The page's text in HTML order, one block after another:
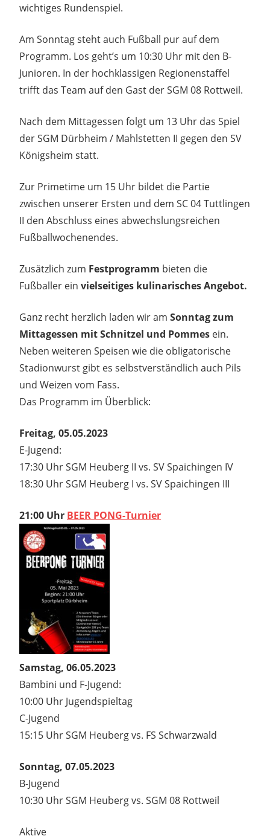
wichtiges Rundenspiel.
Am Sonntag steht auch Fußball pur auf dem
Programm. Los geht’s um 10:30 Uhr mit den B-
Junioren. In der hochklassigen Regionenstaffel
trifft das Team auf den Gast der SGM 08 Rottweil.
Nach dem Mittagessen folgt um 13 Uhr das Spiel
der SGM Dürbheim / Mahlstetten II gegen den SV
Königsheim statt.
Zur Primetime um 15 Uhr bildet die Partie
zwischen unserer Ersten und dem SC 04 Tuttlingen
II den Abschluss eines abwechslungsreichen
Fußballwochenendes.
Zusätzlich zum Festprogramm bieten die
Fußballer ein vielseitiges kulinarisches Angebot.
Ganz recht herzlich laden wir am Sonntag zum
Mittagessen mit Schnitzel und Pommes ein.
Neben weiteren Speisen wie die obligatorische
Stadionwurst gibt es selbstverständlich auch Pils
und Weizen vom Fass.
Das Programm im Überblick:
Freitag, 05.05.2023
E-Jugend:
17:30 Uhr SGM Heuberg II vs. SV Spaichingen IV​
18:30 Uhr SGM Heuberg I vs. SV Spaichingen III​
21:00 Uhr BEER PONG-Turnier
Samstag, 06.05.2023
Bambini und F-Jugend:
10:00 Uhr Jugendspieltag​
C-Jugend​
15:15 Uhr SGM Heuberg vs. FS Schwarzwald
Sonntag, 07.05.2023
B-Jugend
10:30 Uhr SGM Heuberg vs. SGM 08 Rottweil​
Aktive​